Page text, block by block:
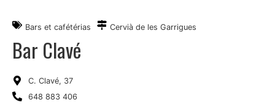
Bars et cafétérias Cervià de les Garrigues
Bar Clavé
C. Clavé, 37
648 883 406